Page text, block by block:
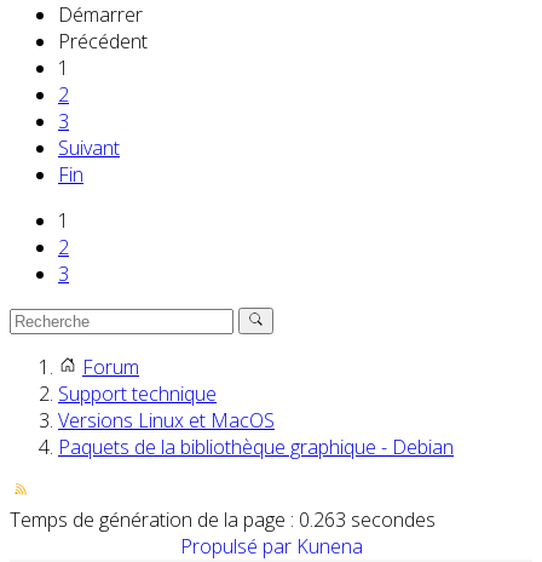
Démarrer
Précédent
1
2
3
Suivant
Fin
1
2
3
Forum
Support technique
Versions Linux et MacOS
Paquets de la bibliothèque graphique - Debian
Temps de génération de la page : 0.263 secondes
Propulsé par Kunena